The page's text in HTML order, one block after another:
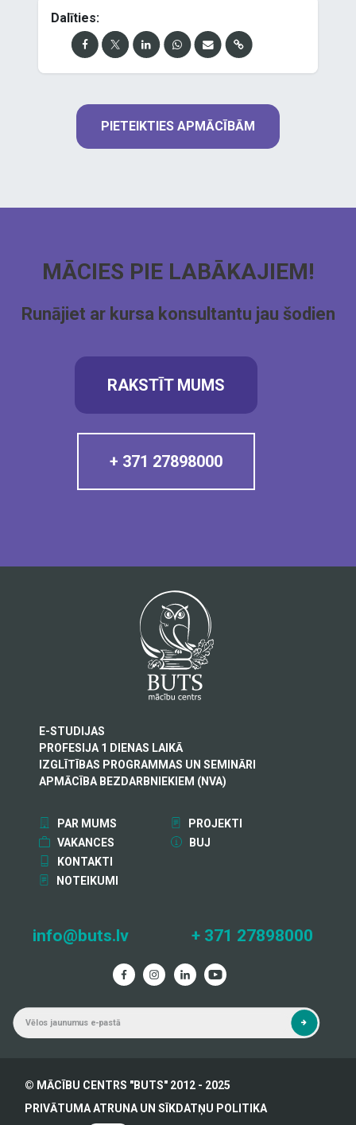
Dalīties:
PIETEIKTIES APMĀCĪBĀM
MĀCIES PIE LABĀKAJIEM!
Runājiet ar kursa konsultantu jau šodien
RAKSTĪT MUMS
+ 371 27898000
E-STUDIJAS
PROFESIJA 1 DIENAS LAIKĀ
IZGLĪTĪBAS PROGRAMMAS UN SEMINĀRI
APMĀCĪBA BEZDARBNIEKIEM (NVA)
PAR MUMS
PROJEKTI
VAKANCES
BUJ
KONTAKTI
NOTEIKUMI
info@buts.lv + 371 27898000
© MĀCĪBU CENTRS "BUTS" 2012 - 2025
PRIVĀTUMA ATRUNA UN SĪKDATŅU POLITIKA